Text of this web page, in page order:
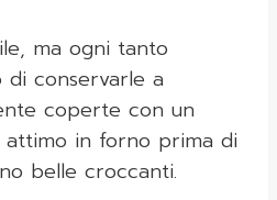
ma ogni tanto
di conservarle a
coperte con un
attimo in forno prima di
belle croccanti.